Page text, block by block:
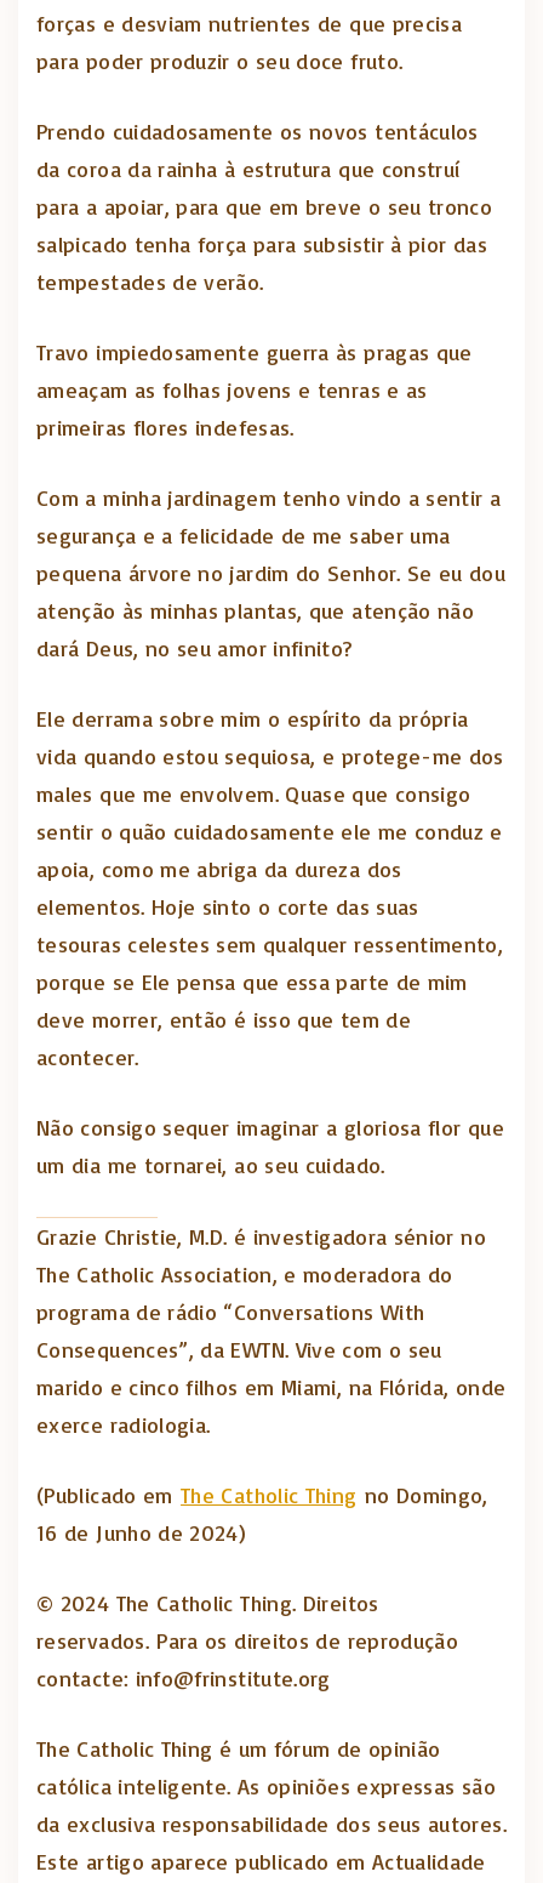
forças e desviam nutrientes de que precisa
para poder produzir o seu doce fruto.
Prendo cuidadosamente os novos tentáculos
da coroa da rainha à estrutura que construí
para a apoiar, para que em breve o seu tronco
salpicado tenha força para subsistir à pior das
tempestades de verão.
Travo impiedosamente guerra às pragas que
ameaçam as folhas jovens e tenras e as
primeiras flores indefesas.
Com a minha jardinagem tenho vindo a sentir a
segurança e a felicidade de me saber uma
pequena árvore no jardim do Senhor. Se eu dou
atenção às minhas plantas, que atenção não
dará Deus, no seu amor infinito?
Ele derrama sobre mim o espírito da própria
vida quando estou sequiosa, e protege-me dos
males que me envolvem. Quase que consigo
sentir o quão cuidadosamente ele me conduz e
apoia, como me abriga da dureza dos
elementos. Hoje sinto o corte das suas
tesouras celestes sem qualquer ressentimento,
porque se Ele pensa que essa parte de mim
deve morrer, então é isso que tem de
acontecer.
Não consigo sequer imaginar a gloriosa flor que
um dia me tornarei, ao seu cuidado.
Grazie Christie, M.D. é investigadora sénior no
The Catholic Association, e moderadora do
programa de rádio “Conversations With
Consequences”, da EWTN. Vive com o seu
marido e cinco filhos em Miami, na Flórida, onde
exerce radiologia.
(Publicado emThe Catholic Thing no Domingo,
16 de Junho de 2024)
© 2024 The Catholic Thing. Direitos
reservados. Para os direitos de reprodução
contacte: info@frinstitute.org
The Catholic Thing é um fórum de opinião
católica inteligente. As opiniões expressas são
da exclusiva responsabilidade dos seus autores.
Este artigo aparece publicado em Actualidade